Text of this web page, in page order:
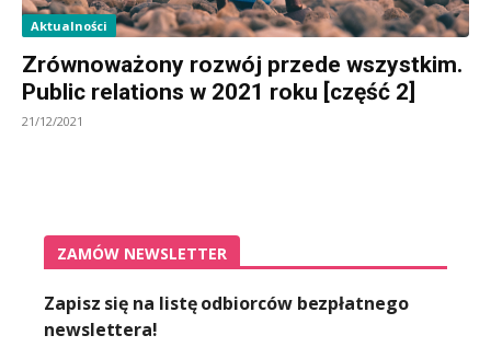
Aktualności
Zrównoważony rozwój przede wszystkim.
Public relations w 2021 roku [część 2]
21/12/2021
ZAMÓW NEWSLETTER
Zapisz się na listę odbiorców bezpłatnego
newslettera!